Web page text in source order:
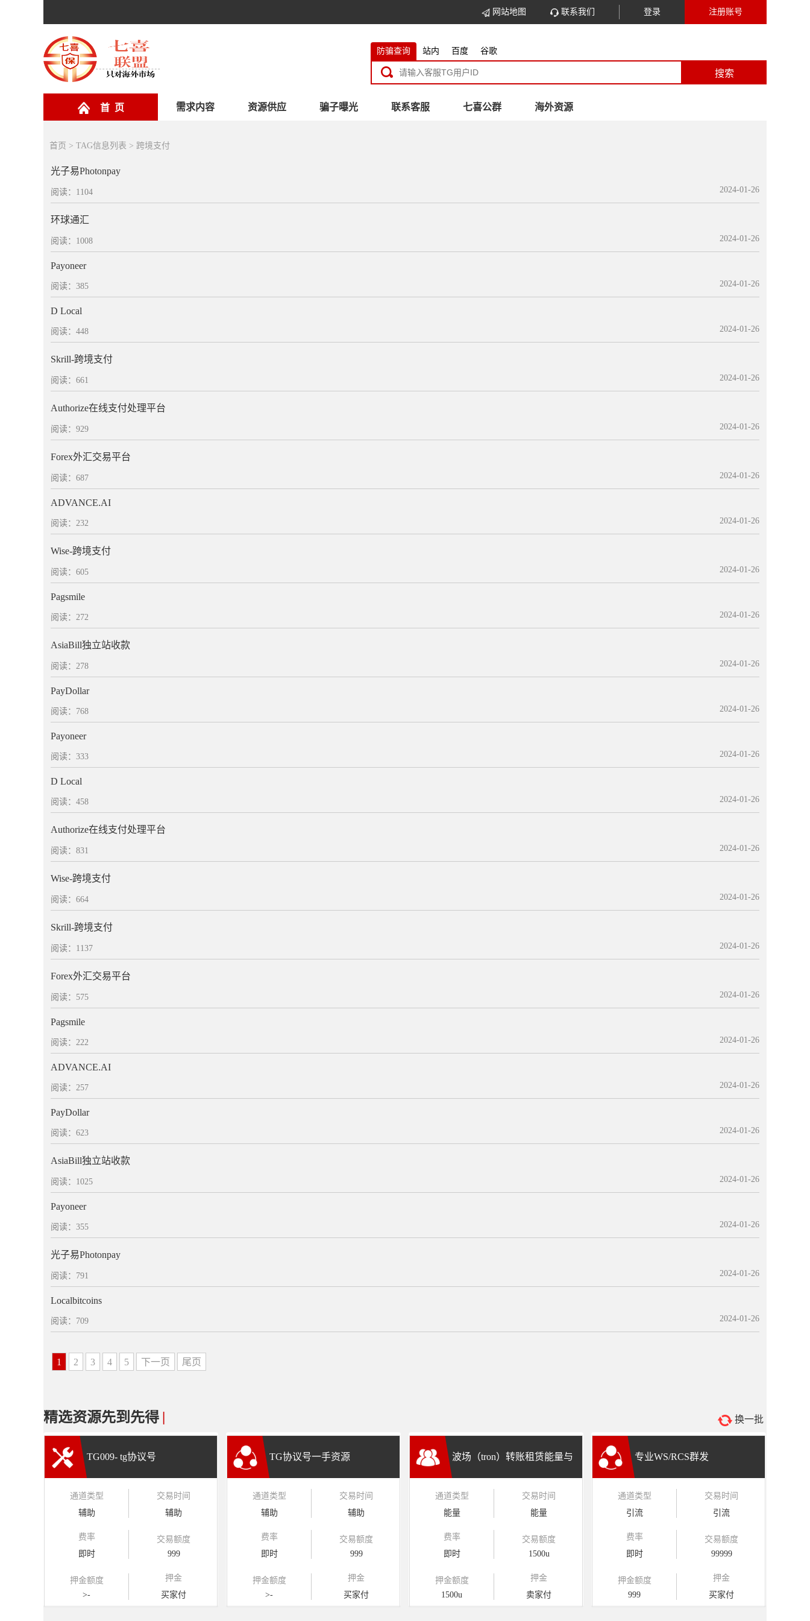
注册账号
登录
联系我们
网站地图
防骗查询 站内 百度 谷歌
搜索
首 页 需求内容 资源供应 骗子曝光 联系客服 七喜公群 海外资源
首页 > TAG信息列表 > 跨境支付
光子易Photonpay
阅读：1104 2024-01-26
环球通汇
阅读：1008 2024-01-26
Payoneer
阅读：385 2024-01-26
D Local
阅读：448 2024-01-26
Skrill-跨境支付
阅读：661 2024-01-26
Authorize在线支付处理平台
阅读：929 2024-01-26
Forex外汇交易平台
阅读：687 2024-01-26
ADVANCE.AI
阅读：232 2024-01-26
Wise-跨境支付
阅读：605 2024-01-26
Pagsmile
阅读：272 2024-01-26
AsiaBill独立站收款
阅读：278 2024-01-26
PayDollar
阅读：768 2024-01-26
Payoneer
阅读：333 2024-01-26
D Local
阅读：458 2024-01-26
Authorize在线支付处理平台
阅读：831 2024-01-26
Wise-跨境支付
阅读：664 2024-01-26
Skrill-跨境支付
阅读：1137 2024-01-26
Forex外汇交易平台
阅读：575 2024-01-26
Pagsmile
阅读：222 2024-01-26
ADVANCE.AI
阅读：257 2024-01-26
PayDollar
阅读：623 2024-01-26
AsiaBill独立站收款
阅读：1025 2024-01-26
Payoneer
阅读：355 2024-01-26
光子易Photonpay
阅读：791 2024-01-26
Localbitcoins
阅读：709 2024-01-26
1 2 3 4 5 下一页 尾页
精选资源先到先得 | 换一批
TG009- tg协议号
通道类型
辅助
交易时间
辅助
费率
即时
交易额度
999
押金额度
>-
押金
买家付
TG协议号一手资源
通道类型
辅助
交易时间
辅助
费率
即时
交易额度
999
押金额度
>-
押金
买家付
波场（tron）转账租赁能量与
通道类型
能量
交易时间
能量
费率
即时
交易额度
1500u
押金额度
1500u
押金
卖家付
专业WS/RCS群发
通道类型
引流
交易时间
引流
费率
即时
交易额度
99999
押金额度
999
押金
买家付